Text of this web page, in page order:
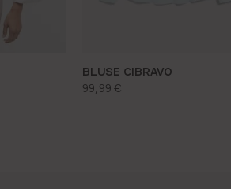
BLUSE CIBRAVO
regulärer preis:
99,99 €